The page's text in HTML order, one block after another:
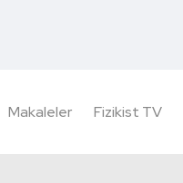
Makaleler Fizikist TV